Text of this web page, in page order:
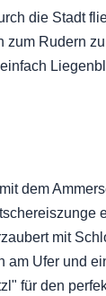
die Stadt
zum Rudern
dem
mit
am Ufer und
für den